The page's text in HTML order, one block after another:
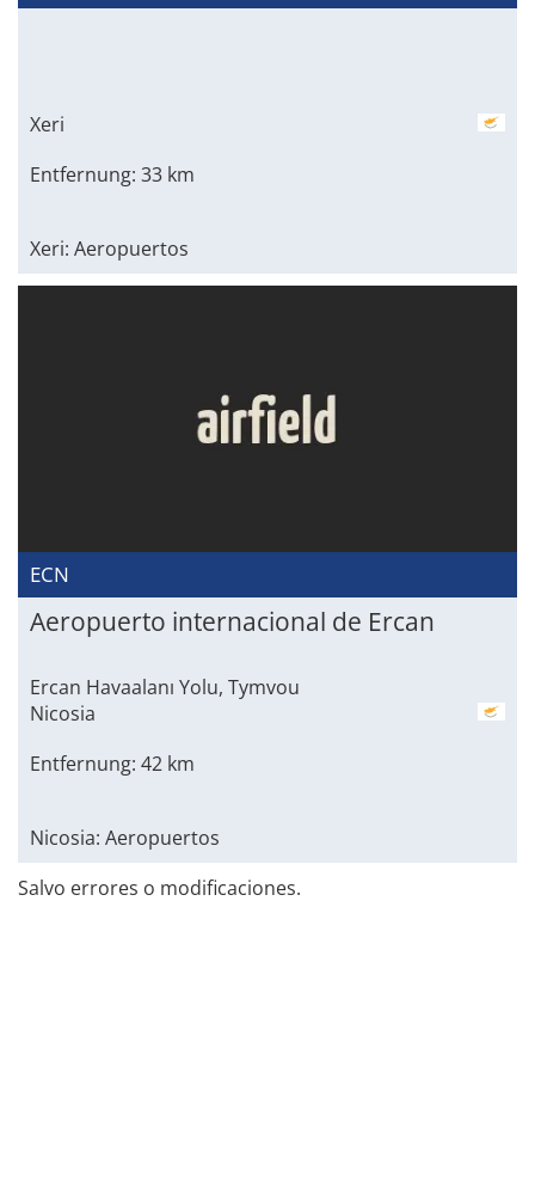
Xeri
Entfernung: 33 km
Xeri: Aeropuertos
ECN
Aeropuerto internacional de Ercan
Ercan Havaalanı Yolu, Tymvou
Nicosia
Entfernung: 42 km
Nicosia: Aeropuertos
Salvo errores o modificaciones.